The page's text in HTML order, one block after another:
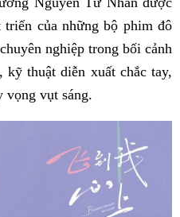
của những bộ phim đô
nghiệp trong bối cảnh
thuật diễn xuất chắc tay,
vọng vụt sáng.